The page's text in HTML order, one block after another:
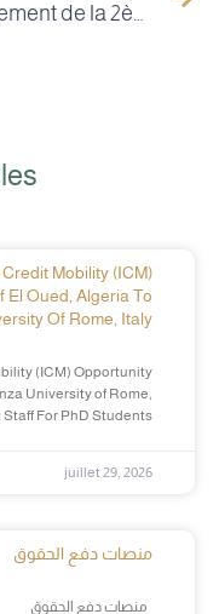
Lancement de la 2ème édition 2026 du programme « Algerian Agripreneurs Challenge »
Mobility (ICM)
Oued, Algeria To
Of Rome, Italy
(ICM) Opportunity
University of Rome,
For PhD Students
juillet 29, 2026
منصات دفع الحقوق